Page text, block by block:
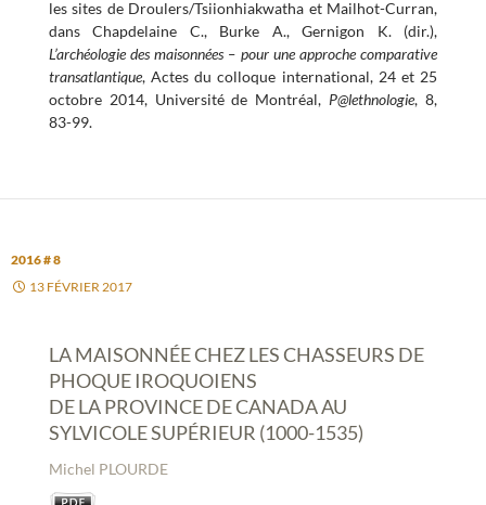
les sites de Droulers/Tsiionhiakwatha et Mailhot-Curran,
dans Chapdelaine C., Burke A., Gernigon K. (dir.),
L’archéologie des maisonnées – pour une approche comparative
transatlantique, Actes du colloque international, 24 et 25
octobre 2014, Université de Montréal, P@lethnologie, 8,
83-99.
2016 # 8
13 FÉVRIER 2017
LA MAISONNÉE CHEZ LES CHASSEURS DE
PHOQUE IROQUOIENS
DE LA PROVINCE DE CANADA AU
SYLVICOLE SUPÉRIEUR (1000-1535)
Michel PLOURDE